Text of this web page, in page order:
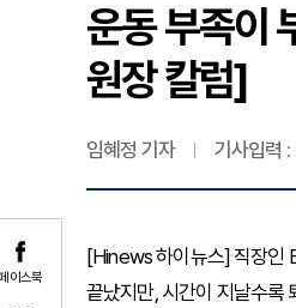
이스북
운동 부족이
원장 칼럼]
임혜정 기자 기사입력 :
[Hinews 하이뉴스] 직장인
끝났지만, 시간이 지날수록